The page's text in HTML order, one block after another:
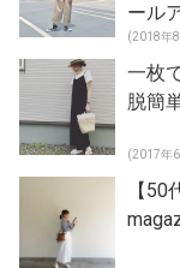
ール
(2018年
一枚
脱簡
(2017年
【